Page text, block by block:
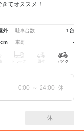
てオススメ！
外 駐車台数 1台
車高 -
トラック 原付 バイク
0:00 ～ 24:00 休
休